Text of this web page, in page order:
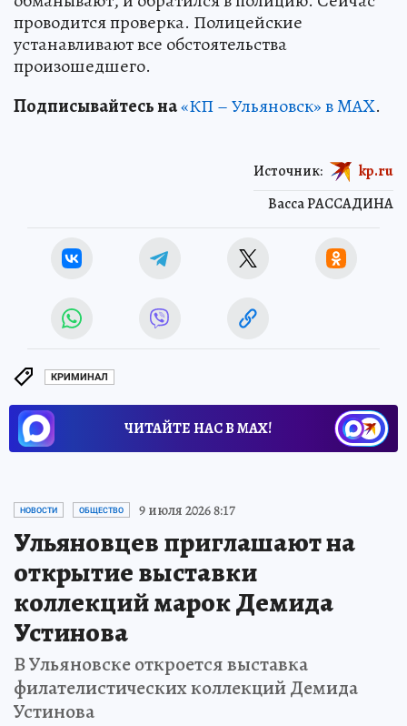
проводится проверка. Полицейские
устанавливают все обстоятельства
произошедшего.
Подписывайтесь на«КП – Ульяновск» в MAX.
Васса РАССАДИНА
Источник: kp.ru
КРИМИНАЛ
ЧИТАЙТЕ НАС В МАХ!
НОВОСТИ ОБЩЕСТВО 9 июля 2026 8:17
Ульяновцев приглашают на
открытие выставки
коллекций марок Демида
Устинова
В Ульяновске откроется выставка
филателистических коллекций Демида
Устинова